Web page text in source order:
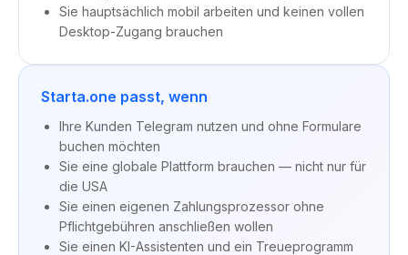
Sie hauptsächlich mobil arbeiten und keinen vollen
Desktop-Zugang brauchen
Starta.one passt, wenn
Ihre Kunden Telegram nutzen und ohne Formulare
buchen möchten
Sie eine globale Plattform brauchen — nicht nur für
die USA
Sie einen eigenen Zahlungsprozessor ohne
Pflichtgebühren anschließen wollen
Sie einen KI-Assistenten und ein Treueprogramm